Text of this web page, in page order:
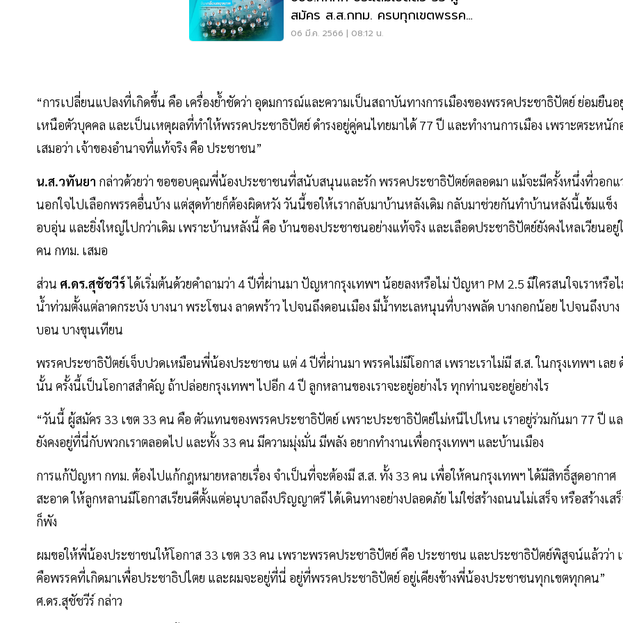
สมัคร ส.ส.กทม. ครบทุกเขตพรรค
แรก
06 มี.ค. 2566 | 08:12 น.
“การเปลี่ยนแปลงที่เกิดขึ้น คือ เครื่องย้ำชัดว่า อุดมการณ์และความเป็นสถาบันทางการเมืองของพรรคประชาธิปัตย์ ย่อมยืนอ
เหนือตัวบุคคล และเป็นเหตุผลที่ทำให้พรรคประชาธิปัตย์ ดำรงอยู่คู่คนไทยมาได้ 77 ปี และทำงานการเมือง เพราะตระหนัก
เสมอว่า เจ้าของอำนาจที่แท้จริง คือ ประชาชน”
น.ส.วทันยา กล่าวด้วยว่า ขอขอบคุณพี่น้องประชาชนที่สนับสนุนและรัก พรรคประชาธิปัตย์ตลอดมา แม้จะมีครั้งหนึ่งที่วอกแ
นอกใจไปเลือกพรรคอื่นบ้าง แต่สุดท้ายก็ต้องผิดหวัง วันนี้ขอให้เรากลับมาบ้านหลังเดิม กลับมาช่วยกันทำบ้านหลังนี้เข้มแข็ง
อบอุ่น และยิ่งใหญ่ไปกว่าเดิม เพราะบ้านหลังนี้ คือ บ้านของประชาชนอย่างแท้จริง และเลือดประชาธิปัตย์ยังคงไหลเวียนอยู่
คน กทม. เสมอ
ส่วน ศ.ดร.สุชัชวีร์ได้เริ่มต้นด้วยคำถามว่า 4 ปีที่ผ่านมา ปัญหากรุงเทพฯ น้อยลงหรือไม่ ปัญหา PM 2.5 มีใครสนใจเราหรือ
น้ำท่วมตั้งแต่ลาดกระบัง บางนา พระโขนง ลาดพร้าว ไปจนถึงดอนเมือง มีน้ำทะเลหนุนที่บางพลัด บางกอกน้อย ไปจนถึงบาง
บอน บางขุนเทียน
พรรคประชาธิปัตย์เจ็บปวดเหมือนพี่น้องประชาชน แต่ 4 ปีที่ผ่านมา พรรคไม่มีโอกาส เพราะเราไม่มี ส.ส. ในกรุงเทพฯ เลย
นั้น ครั้งนี้เป็นโอกาสสำคัญ ถ้าปล่อยกรุงเทพฯ ไปอีก 4 ปี ลูกหลานของเราจะอยู่อย่างไร ทุกท่านจะอยู่อย่างไร
“วันนี้ ผู้สมัคร 33 เขต 33 คน คือ ตัวแทนของพรรคประชาธิปัตย์ เพราะประชาธิปัตย์ไม่หนีไปไหน เราอยู่ร่วมกันมา 77 ปี แ
ยังคงอยู่ที่นี่กับพวกเราตลอดไป และทั้ง 33 คน มีความมุ่งมั่น มีพลัง อยากทำงานเพื่อกรุงเทพฯ และบ้านเมือง
การแก้ปัญหา กทม. ต้องไปแก้กฎหมายหลายเรื่อง จำเป็นที่จะต้องมี ส.ส. ทั้ง 33 คน เพื่อให้คนกรุงเทพฯ ได้มีสิทธิ์สูดอากาศ
สะอาด ให้ลูกหลานมีโอกาสเรียนดีตั้งแต่อนุบาลถึงปริญญาตรี ได้เดินทางอย่างปลอดภัย ไม่ใช่สร้างถนนไม่เสร็จ หรือสร้างเส
ก็พัง
ผมขอให้พี่น้องประชาชนให้โอกาส 33 เขต 33 คน เพราะพรรคประชาธิปัตย์ คือ ประชาชน และประชาธิปัตย์พิสูจน์แล้วว่า เ
คือพรรคที่เกิดมาเพื่อประชาธิปไตย และผมจะอยู่ที่นี่ อยู่ที่พรรคประชาธิปัตย์ อยู่เคียงข้างพี่น้องประชาชนทุกเขตทุกคน”
ศ.ดร.สุชัชวีร์ กล่าว